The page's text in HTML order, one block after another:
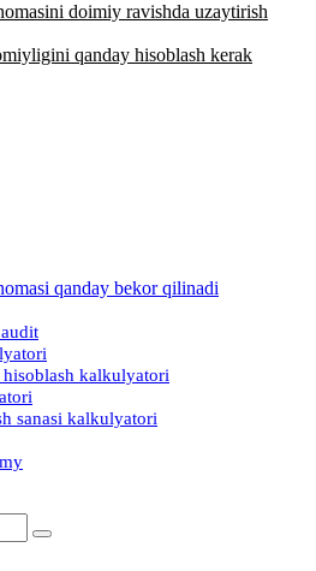
doimiy ravishda uzaytirish
qanday hisoblash kerak
qanday bekor qilinadi
hisoblash kalkulyatori
sanasi kalkulyatori